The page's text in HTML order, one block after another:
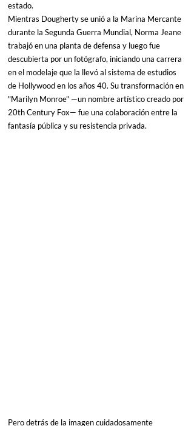
estado.
Mientras Dougherty se unió a la Marina Mercante
durante la Segunda Guerra Mundial, Norma Jeane
trabajó en una planta de defensa y luego fue
descubierta por un fotógrafo, iniciando una carrera
en el modelaje que la llevó al sistema de estudios
de Hollywood en los años 40. Su transformación en
"Marilyn Monroe" —un nombre artístico creado por
20th Century Fox— fue una colaboración entre la
fantasía pública y su resistencia privada.
Pero detrás de la imagen cuidadosamente